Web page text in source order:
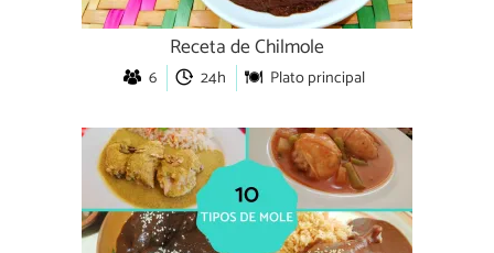
Receta de Chilmole
6 24h Plato principal